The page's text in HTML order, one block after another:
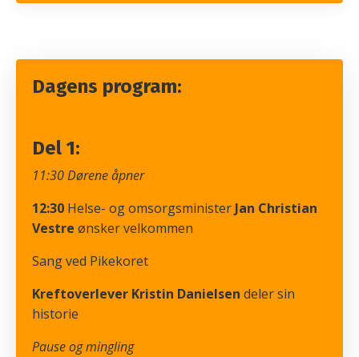
Dagens program:
Del 1:
11:30 Dørene åpner
12:30 Helse- og omsorgsminister Jan Christian
Vestre ønsker velkommen
Sang ved Pikekoret
Kreftoverlever Kristin Danielsen deler sin
historie
Pause og mingling